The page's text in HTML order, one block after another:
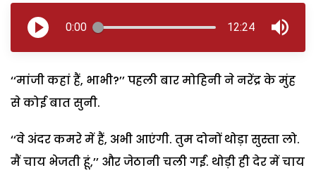
0:00 12:24
‘‘मांजी कहां हैं, भाभी?’’ पहली बार मोहिनी ने नरेंद्र के मुंह
से कोई बात सुनी.
‘‘वे अंदर कमरे में हैं, अभी आएंगी. तुम दोनों थोड़ा सुस्ता लो.
मैं चाय भेजती हूं,’’ और जेठानी चली गईं. थोड़ी ही देर में चाय